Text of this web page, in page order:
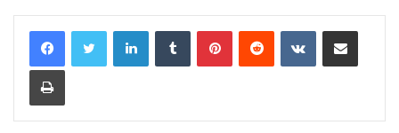
LinkedInTumblrPinterestReddit VKontakteShare via Email
Print